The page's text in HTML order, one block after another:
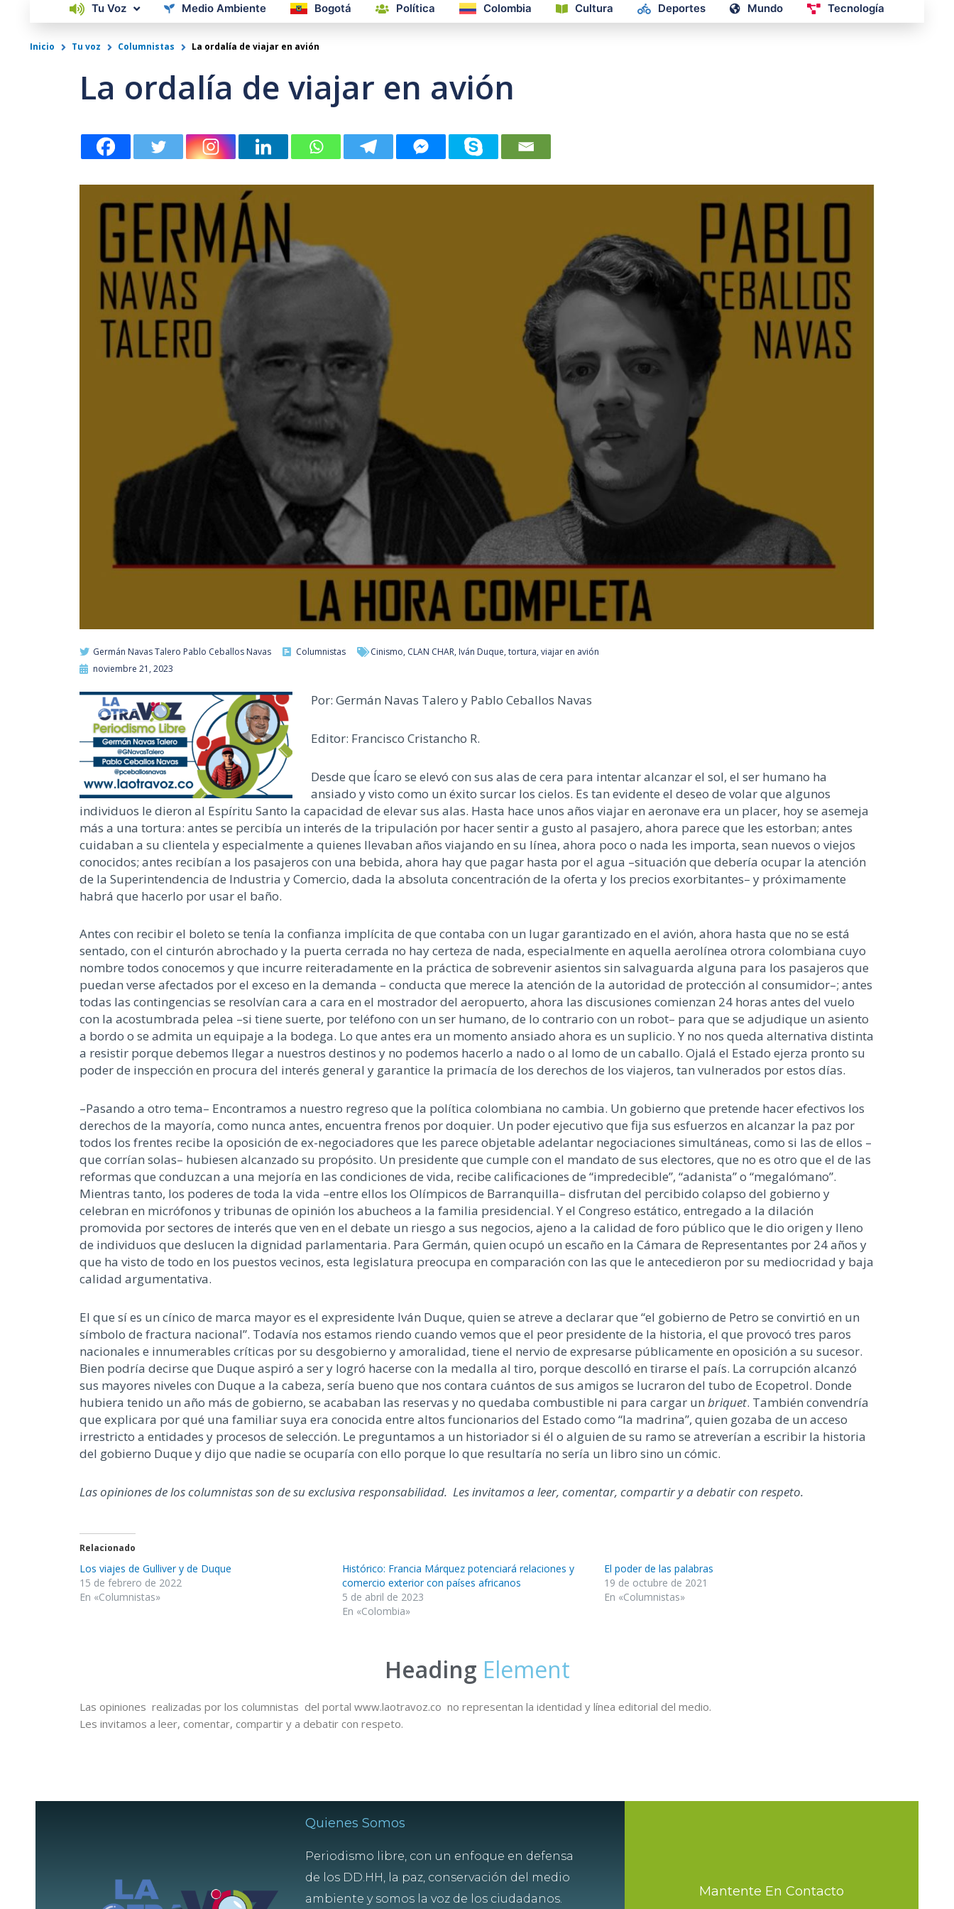
Tu Voz Medio Ambiente Bogotá Política Colombia Cultura Deportes Mundo Tecnología
Inicio Tu voz Columnistas La ordalía de viajar en avión
La ordalía de viajar en avión
Germán Navas Talero Pablo Ceballos Navas Columnistas Cinismo, CLAN CHAR, Iván Duque, tortura, viajar en avión
noviembre 21, 2023
Por: Germán Navas Talero y Pablo Ceballos Navas
Editor: Francisco Cristancho R.
Desde que Ícaro se elevó con sus alas de cera para intentar alcanzar el sol, el ser humano ha
ansiado y visto como un éxito surcar los cielos. Es tan evidente el deseo de volar que algunos
individuos le dieron al Espíritu Santo la capacidad de elevar sus alas. Hasta hace unos años viajar en aeronave era un placer, hoy se asemeja
más a una tortura: antes se percibía un interés de la tripulación por hacer sentir a gusto al pasajero, ahora parece que les estorban; antes
cuidaban a su clientela y especialmente a quienes llevaban años viajando en su línea, ahora poco o nada les importa, sean nuevos o viejos
conocidos; antes recibían a los pasajeros con una bebida, ahora hay que pagar hasta por el agua –situación que debería ocupar la atención
de la Superintendencia de Industria y Comercio, dada la absoluta concentración de la oferta y los precios exorbitantes– y próximamente
habrá que hacerlo por usar el baño.
Antes con recibir el boleto se tenía la confianza implícita de que contaba con un lugar garantizado en el avión, ahora hasta que no se está
sentado, con el cinturón abrochado y la puerta cerrada no hay certeza de nada, especialmente en aquella aerolínea otrora colombiana cuyo
nombre todos conocemos y que incurre reiteradamente en la práctica de sobrevenir asientos sin salvaguarda alguna para los pasajeros que
puedan verse afectados por el exceso en la demanda – conducta que merece la atención de la autoridad de protección al consumidor–; antes
todas las contingencias se resolvían cara a cara en el mostrador del aeropuerto, ahora las discusiones comienzan 24 horas antes del vuelo
con la acostumbrada pelea –si tiene suerte, por teléfono con un ser humano, de lo contrario con un robot– para que se adjudique un asiento
a bordo o se admita un equipaje a la bodega. Lo que antes era un momento ansiado ahora es un suplicio. Y no nos queda alternativa distinta
a resistir porque debemos llegar a nuestros destinos y no podemos hacerlo a nado o al lomo de un caballo. Ojalá el Estado ejerza pronto su
poder de inspección en procura del interés general y garantice la primacía de los derechos de los viajeros, tan vulnerados por estos días.
–Pasando a otro tema– Encontramos a nuestro regreso que la política colombiana no cambia. Un gobierno que pretende hacer efectivos los
derechos de la mayoría, como nunca antes, encuentra frenos por doquier. Un poder ejecutivo que fija sus esfuerzos en alcanzar la paz por
todos los frentes recibe la oposición de ex-negociadores que les parece objetable adelantar negociaciones simultáneas, como si las de ellos –
que corrían solas– hubiesen alcanzado su propósito. Un presidente que cumple con el mandato de sus electores, que no es otro que el de las
reformas que conduzcan a una mejoría en las condiciones de vida, recibe calificaciones de “impredecible”, “adanista” o “megalómano”.
Mientras tanto, los poderes de toda la vida –entre ellos los Olímpicos de Barranquilla– disfrutan del percibido colapso del gobierno y
celebran en micrófonos y tribunas de opinión los abucheos a la familia presidencial. Y el Congreso estático, entregado a la dilación
promovida por sectores de interés que ven en el debate un riesgo a sus negocios, ajeno a la calidad de foro público que le dio origen y lleno
de individuos que deslucen la dignidad parlamentaria. Para Germán, quien ocupó un escaño en la Cámara de Representantes por 24 años y
que ha visto de todo en los puestos vecinos, esta legislatura preocupa en comparación con las que le antecedieron por su mediocridad y baja
calidad argumentativa.
El que sí es un cínico de marca mayor es el expresidente Iván Duque, quien se atreve a declarar que “el gobierno de Petro se convirtió en un
símbolo de fractura nacional”. Todavía nos estamos riendo cuando vemos que el peor presidente de la historia, el que provocó tres paros
nacionales e innumerables críticas por su desgobierno y amoralidad, tiene el nervio de expresarse públicamente en oposición a su sucesor.
Bien podría decirse que Duque aspiró a ser y logró hacerse con la medalla al tiro, porque descolló en tirarse el país. La corrupción alcanzó
sus mayores niveles con Duque a la cabeza, sería bueno que nos contara cuántos de sus amigos se lucraron del tubo de Ecopetrol. Donde
hubiera tenido un año más de gobierno, se acababan las reservas y no quedaba combustible ni para cargar un briquet. También convendría
que explicara por qué una familiar suya era conocida entre altos funcionarios del Estado como “la madrina”, quien gozaba de un acceso
irrestricto a entidades y procesos de selección. Le preguntamos a un historiador si él o alguien de su ramo se atreverían a escribir la historia
del gobierno Duque y dijo que nadie se ocuparía con ello porque lo que resultaría no sería un libro sino un cómic.
Las opiniones de los columnistas son de su exclusiva responsabilidad. Les invitamos a leer, comentar, compartir y a debatir con respeto.
Relacionado
Los viajes de Gulliver y de Duque
15 de febrero de 2022
En «Columnistas»
Histórico: Francia Márquez potenciará relaciones y
comercio exterior con países africanos
5 de abril de 2023
En «Colombia»
El poder de las palabras
19 de octubre de 2021
En «Columnistas»
Heading Element
Las opiniones realizadas por los columnistas del portal www.laotravoz.co no representan la identidad y línea editorial del medio.
Les invitamos a leer, comentar, compartir y a debatir con respeto.
Quienes Somos
Periodismo libre, con un enfoque en defensa
de los DD.HH, la paz, conservación del medio
ambiente y somos la voz de los ciudadanos.
Mantente En Contacto